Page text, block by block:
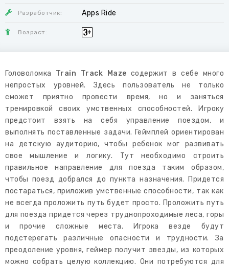
Разработчик: Apps Ride
Возраст:
Головоломка Train Track Maze содержит в себе много
непростых уровней. Здесь пользователь не только
сможет приятно провести время, но и заняться
тренировкой своих умственных способностей. Игроку
предстоит взять на себя управление поездом, и
выполнять поставленные задачи. Геймплей ориентирован
на детскую аудиторию, чтобы ребенок мог развивать
свое мышление и логику. Тут необходимо строить
правильное направление для поезда таким образом,
чтобы поезд добрался до пункта назначения. Придется
постараться, приложив умственные способности, так как
не всегда проложить путь будет просто. Проложить путь
для поезда придется через труднопроходимые леса, горы
и прочие сложные места. Игрока везде будут
подстерегать различные опасности и трудности. За
преодоление уровня, геймер получит звезды, из которых
можно собрать целую коллекцию. Они потребуются для